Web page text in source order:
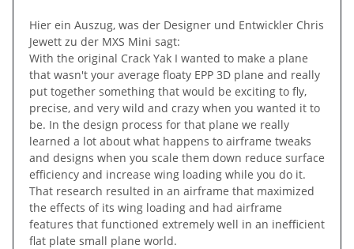
Hier ein Auszug, was der Designer und Entwickler Chris
Jewett zu der MXS Mini sagt:
With the original Crack Yak I wanted to make a plane
that wasn't your average floaty EPP 3D plane and really
put together something that would be exciting to fly,
precise, and very wild and crazy when you wanted it to
be. In the design process for that plane we really
learned a lot about what happens to airframe tweaks
and designs when you scale them down reduce surface
efficiency and increase wing loading while you do it.
That research resulted in an airframe that maximized
the effects of its wing loading and had airframe
features that functioned extremely well in an inefficient
flat plate small plane world.